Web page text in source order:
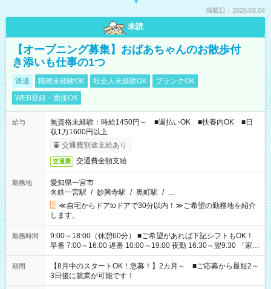
掲載日：2026.08.04
未読
【オープニング募集】おばあちゃんのお散歩付
き添いも仕事の1つ
派遣 職種未経験OK 社会人未経験OK
ブランクOK
WEB登録・面接OK
給与
無資格未経験：時給1450円～ ■週払いOK ■扶養内OK ■日
収1万1600円以上
交通費別途支給あり
交通費 交通費全額支給
勤務地
愛知県一宮市
名鉄一宮駅 / 妙興寺駅 / 奥町駅 / …
≪自宅からドアtoドアで30分以内！≫ご希望の勤務地を紹介
します。
勤務時間
9:00～18:00（休憩60分） ■ご希望があれば下記シフトもOK！
早番 7:00～16:00 遅番 10:00～19:00 夜勤 16:30～翌9:30 「家族
と休みを合わせたい」 「余裕を持って夕飯の準備がしたい」
「できれば残業はしたくない」 など、ご希望を教えてください
ね。 ※Wワーク希望の方へ 今ご覧のお仕事で希望する勤務時間
と、もう1つのお仕事の勤務時間。 合計で週40時間を超える場
期間
【8月中のスタートOK！急募！】2カ月～ ■ご応募から最短2～
3日後に就業が可能です！